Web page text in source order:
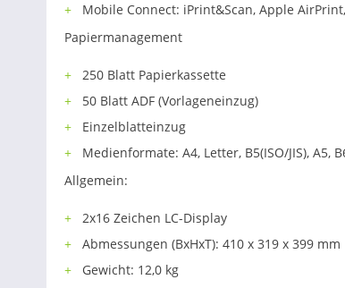
Mobile Connect: iPrint&Scan, Apple
Papiermanagement
250 Blatt Papierkassette
50 Blatt ADF (Vorlageneinzug)
Einzelblatteinzug
Medienformate: A4, Letter, B5(ISO/JIS), A5,
Allgemein:
2x16 Zeichen LC-Display
Abmessungen (BxHxT): 410 x 319 x 399 mm
Gewicht: 12,0 kg